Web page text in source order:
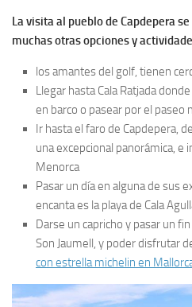
La visita al pueblo de Capdepera
muchas otras opciones y
los amantes del golf, tienen
Llegar hasta Cala Ratjada
en barco o pasear por el paseo
Ir hasta el faro de Capdepera,
una excepcional panorámica, e
Menorca
Pasar un día en alguna de sus
encanta es la playa de Cala
Darse un capricho y pasar un
Son Jaumell, y poder disfrutar
con estrella michelin en